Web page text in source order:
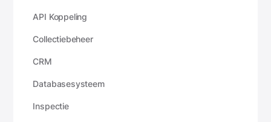
API Koppeling
Collectiebeheer
CRM
Databasesysteem
Inspectie